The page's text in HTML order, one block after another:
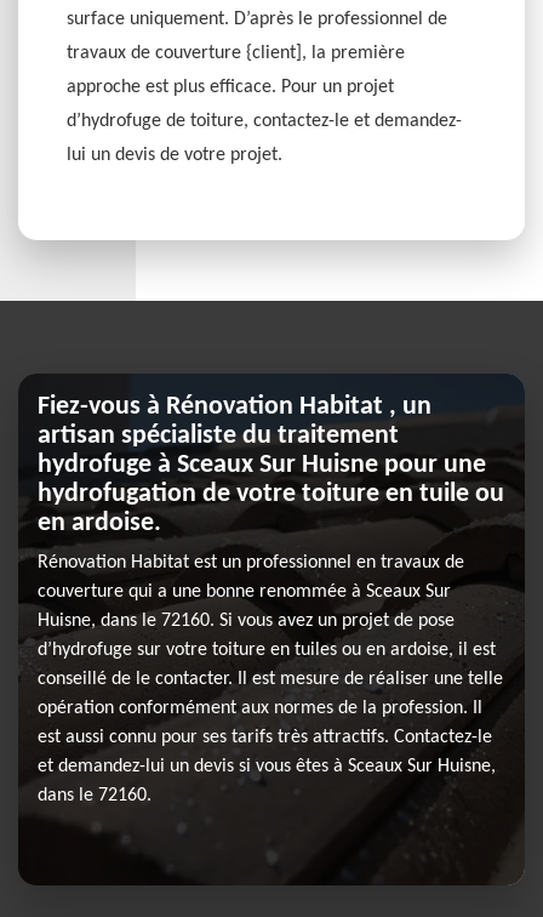
surface uniquement. D’après le professionnel de
travaux de couverture {client], la première
approche est plus efficace. Pour un projet
d’hydrofuge de toiture, contactez-le et demandez-
lui un devis de votre projet.
Fiez-vous à Rénovation Habitat , un
artisan spécialiste du traitement
hydrofuge à Sceaux Sur Huisne pour une
hydrofugation de votre toiture en tuile ou
en ardoise.
Rénovation Habitat est un professionnel en travaux de
couverture qui a une bonne renommée à Sceaux Sur
Huisne, dans le 72160. Si vous avez un projet de pose
d’hydrofuge sur votre toiture en tuiles ou en ardoise, il est
conseillé de le contacter. Il est mesure de réaliser une telle
opération conformément aux normes de la profession. Il
est aussi connu pour ses tarifs très attractifs. Contactez-le
et demandez-lui un devis si vous êtes à Sceaux Sur Huisne,
dans le 72160.